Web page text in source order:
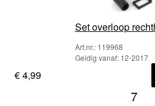
Set overloop
Art.nr.: 119968
Geldig vanaf: 12-2017
€ 4,99
7